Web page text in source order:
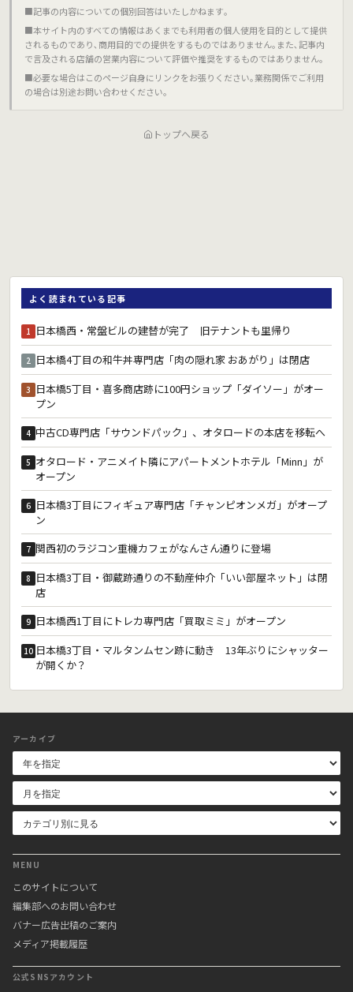
■記事の内容についての個別回答はいたしかねます｡
■本サイト内のすべての情報はあくまでも利用者の個人使用を目的として提供
されるものであり､商用目的での提供をするものではありません｡また､記事内
で言及される店舗の営業内容について評価や推奨をするものではありません｡
■必要な場合はこのページ自身にリンクをお張りください｡業務関係でご利用
の場合は別途お問い合わせください｡
トップへ戻る
よく読まれている記事
1 日本橋西・常盤ビルの建替が完了 旧テナントも里帰り
2 日本橋4丁目の和牛丼専門店「肉の隠れ家 おあがり」は閉店
3 日本橋5丁目・喜多商店跡に100円ショップ「ダイソー」がオー
プン
4 中古CD専門店「サウンドパック」、オタロードの本店を移転へ
5 オタロード・アニメイト隣にアパートメントホテル「Minn」が
オープン
6 日本橋3丁目にフィギュア専門店「チャンピオンメガ」がオープ
ン
7 関西初のラジコン重機カフェがなんさん通りに登場
8 日本橋3丁目・御蔵跡通りの不動産仲介「いい部屋ネット」は閉
店
9 日本橋西1丁目にトレカ専門店「買取ミミ」がオープン
10 日本橋3丁目・マルタンムセン跡に動き 13年ぶりにシャッター
が開くか？
アーカイブ
MENU
このサイトについて
編集部へのお問い合わせ
バナー広告出稿のご案内
メディア掲載履歴
公式SNSアカウント